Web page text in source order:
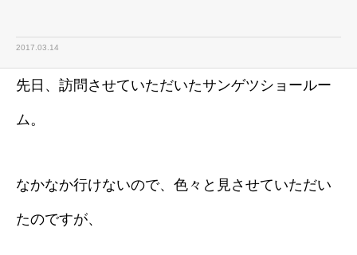
2017.03.14
先日、訪問させていただいたサンゲツショールー
ム。
なかなか行けないので、色々と見させていただい
たのですが、